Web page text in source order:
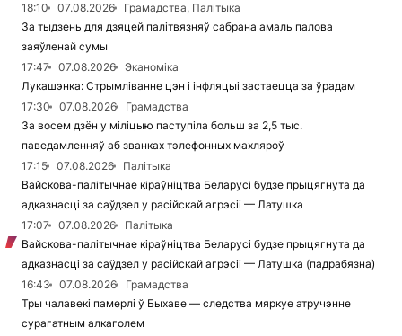
18:10
07.08.2026
Грамадства, Палітыка
За тыдзень для дзяцей палітвязняў сабрана амаль палова
заяўленай сумы
17:47
07.08.2026
Эканоміка
Лукашэнка: Стрымліванне цэн і інфляцыі застаецца за ўрадам
17:30
07.08.2026
Грамадства
За восем дзён у міліцыю паступіла больш за 2,5 тыс.
паведамленняў аб званках тэлефонных махляроў
17:15
07.08.2026
Палітыка
Вайскова-палітычнае кіраўніцтва Беларусі будзе прыцягнута да
адказнасці за саўдзел у расійскай агрэсіі — Латушка
17:07
07.08.2026
Палітыка
Вайскова-палітычнае кіраўніцтва Беларусі будзе прыцягнута да
адказнасці за саўдзел у расійскай агрэсіі — Латушка (падрабязна)
16:43
07.08.2026
Грамадства
Тры чалавекі памерлі ў Быхаве — следства мяркуе атручэнне
сурагатным алкаголем